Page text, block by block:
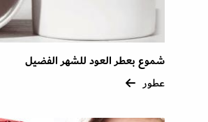
شموع بعطر العود للشهر الفضيل
عطور